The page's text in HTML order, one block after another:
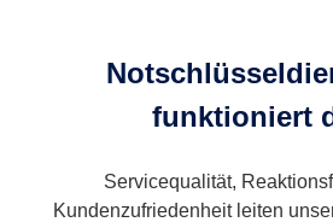
funktioniert
Servicequalität,
Kundenzufriedenheit leiten